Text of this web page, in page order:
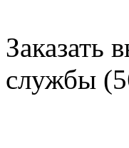
Заказать
службы